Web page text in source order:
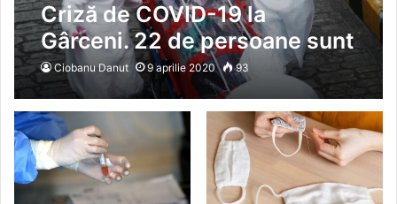
Criză de COVID-19 la
Gârceni. 22 de persoane sunt
infectate cu coronavirus
Ciobanu Danut 9 aprilie 2020 93